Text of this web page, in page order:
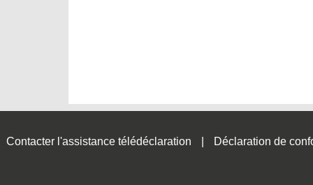
Contacter l'assistance télédéclaration Déclaration de